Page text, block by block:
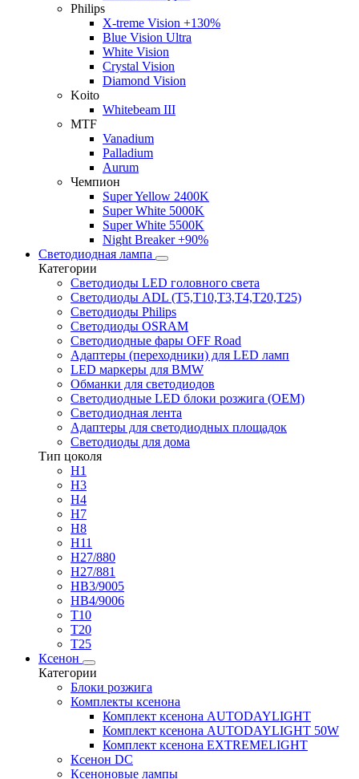
Philips
X-treme Vision +130%
Blue Vision Ultra
White Vision
Crystal Vision
Diamond Vision
Koito
Whitebeam III
MTF
Vanadium
Palladium
Aurum
Чемпион
Super Yellow 2400K
Super White 5000K
Super White 5500K
Night Breaker +90%
Светодиодная лампа
Категории
Светодиоды LED головного света
Светодиоды ADL (T5,T10,T3,T4,T20,T25)
Светодиоды Philips
Светодиоды OSRAM
Светодиодные фары OFF Road
Адаптеры (переходники) для LED ламп
LED маркеры для BMW
Обманки для светодиодов
Светодиодные LED блоки розжига (OEM)
Светодиодная лента
Адаптеры для светодиодных площадок
Светодиоды для дома
Тип цоколя
H1
H3
H4
H7
H8
H11
H27/880
H27/881
HB3/9005
HB4/9006
T10
T20
T25
Ксенон
Категории
Блоки розжига
Комплекты ксенона
Комплект ксенона AUTODAYLIGHT
Комплект ксенона AUTODAYLIGHT 50W
Комплект ксенона EXTREMELIGHT
Ксенон DC
Ксеноновые лампы